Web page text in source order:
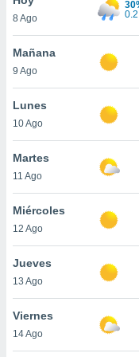
y
en
más
de
8 Ago
Mañana
9 Ago
Lunes
10 Ago
Martes
11 Ago
Miércoles
12 Ago
Jueves
13 Ago
Viernes
14 Ago